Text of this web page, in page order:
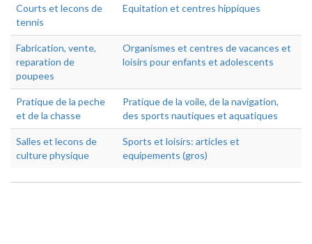
Courts et lecons de
tennis
Equitation et centres hippiques
Fabrication, vente,
reparation de
poupees
Organismes et centres de vacances et
loisirs pour enfants et adolescents
Pratique de la peche
et de la chasse
Pratique de la voile, de la navigation,
des sports nautiques et aquatiques
Salles et lecons de
culture physique
Sports et loisirs: articles et
equipements (gros)